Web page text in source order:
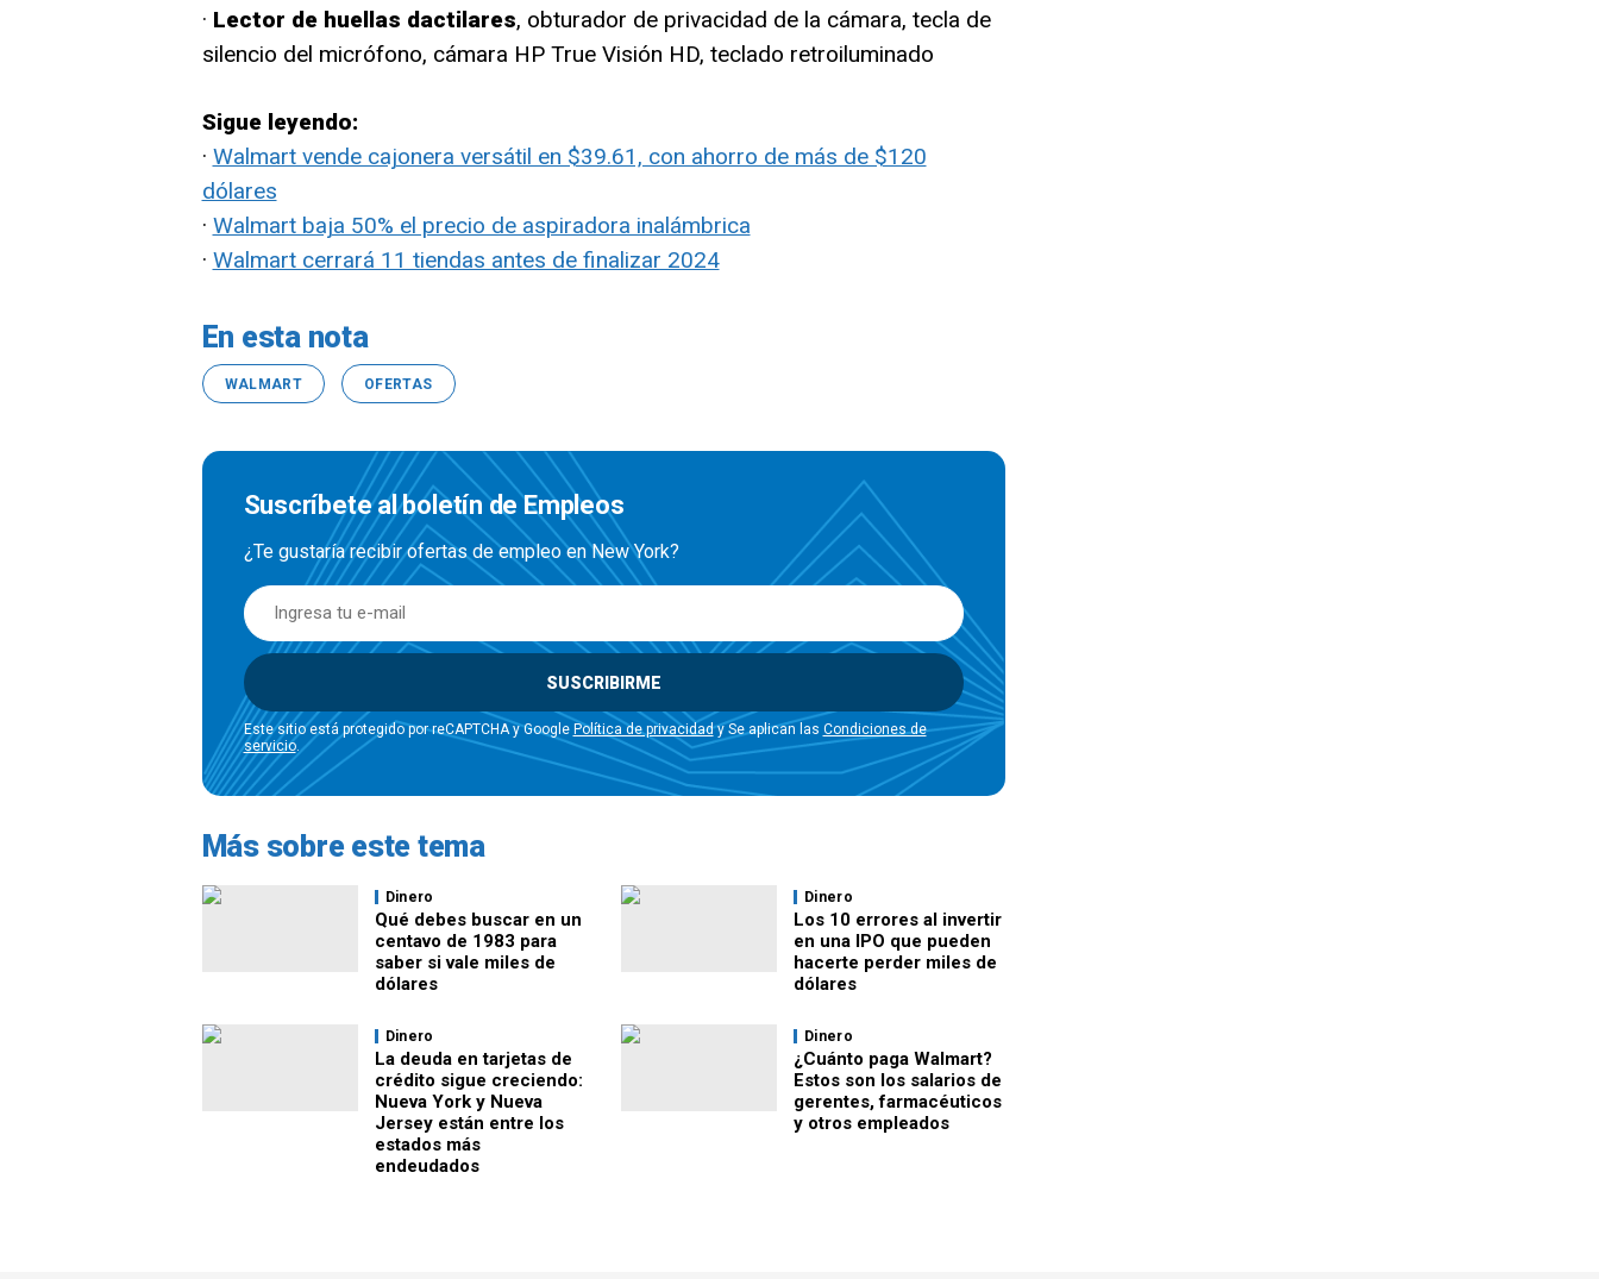
· Lector de huellas dactilares, obturador de privacidad de la cámara, tecla de
silencio del micrófono, cámara HP True Visión HD, teclado retroiluminado
Sigue leyendo:
· Walmart vende cajonera versátil en $39.61, con ahorro de más de $120
dólares
· Walmart baja 50% el precio de aspiradora inalámbrica
· Walmart cerrará 11 tiendas antes de finalizar 2024
En esta nota
WALMART OFERTAS
Suscríbete al boletín de Empleos
¿Te gustaría recibir ofertas de empleo en New York?
SUSCRIBIRME
Este sitio está protegido por reCAPTCHA y Google Política de privacidady Se aplican las Condiciones de
servicio.
Más sobre este tema
Dinero
Qué debes buscar en un
centavo de 1983 para
saber si vale miles de
dólares
Dinero
Los 10 errores al invertir
en una IPO que pueden
hacerte perder miles de
dólares
Dinero
La deuda en tarjetas de
crédito sigue creciendo:
Nueva York y Nueva
Jersey están entre los
estados más
endeudados
Dinero
¿Cuánto paga Walmart?
Estos son los salarios de
gerentes, farmacéuticos
y otros empleados